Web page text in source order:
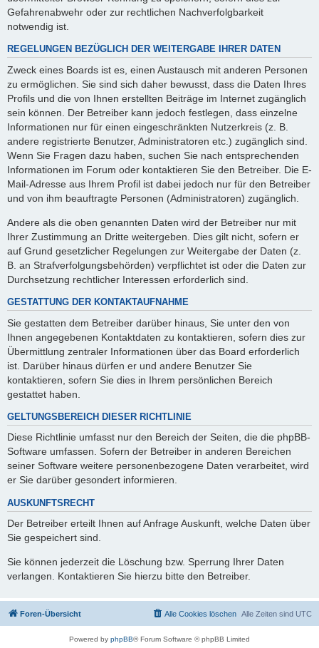
Gefahrenabwehr oder zur rechtlichen Nachverfolgbarkeit
notwendig ist.
REGELUNGEN BEZÜGLICH DER WEITERGABE IHRER DATEN
Zweck eines Boards ist es, einen Austausch mit anderen Personen
zu ermöglichen. Sie sind sich daher bewusst, dass die Daten Ihres
Profils und die von Ihnen erstellten Beiträge im Internet zugänglich
sein können. Der Betreiber kann jedoch festlegen, dass einzelne
Informationen nur für einen eingeschränkten Nutzerkreis (z. B.
andere registrierte Benutzer, Administratoren etc.) zugänglich sind.
Wenn Sie Fragen dazu haben, suchen Sie nach entsprechenden
Informationen im Forum oder kontaktieren Sie den Betreiber. Die E-
Mail-Adresse aus Ihrem Profil ist dabei jedoch nur für den Betreiber
und von ihm beauftragte Personen (Administratoren) zugänglich.
Andere als die oben genannten Daten wird der Betreiber nur mit
Ihrer Zustimmung an Dritte weitergeben. Dies gilt nicht, sofern er
auf Grund gesetzlicher Regelungen zur Weitergabe der Daten (z.
B. an Strafverfolgungsbehörden) verpflichtet ist oder die Daten zur
Durchsetzung rechtlicher Interessen erforderlich sind.
GESTATTUNG DER KONTAKTAUFNAHME
Sie gestatten dem Betreiber darüber hinaus, Sie unter den von
Ihnen angegebenen Kontaktdaten zu kontaktieren, sofern dies zur
Übermittlung zentraler Informationen über das Board erforderlich
ist. Darüber hinaus dürfen er und andere Benutzer Sie
kontaktieren, sofern Sie dies in Ihrem persönlichen Bereich
gestattet haben.
GELTUNGSBEREICH DIESER RICHTLINIE
Diese Richtlinie umfasst nur den Bereich der Seiten, die die phpBB-
Software umfassen. Sofern der Betreiber in anderen Bereichen
seiner Software weitere personenbezogene Daten verarbeitet, wird
er Sie darüber gesondert informieren.
AUSKUNFTSRECHT
Der Betreiber erteilt Ihnen auf Anfrage Auskunft, welche Daten über
Sie gespeichert sind.
Sie können jederzeit die Löschung bzw. Sperrung Ihrer Daten
verlangen. Kontaktieren Sie hierzu bitte den Betreiber.
Foren-Übersicht Alle Zeiten sind UTC
Alle Cookies löschen
Powered by phpBB® Forum Software © phpBB Limited